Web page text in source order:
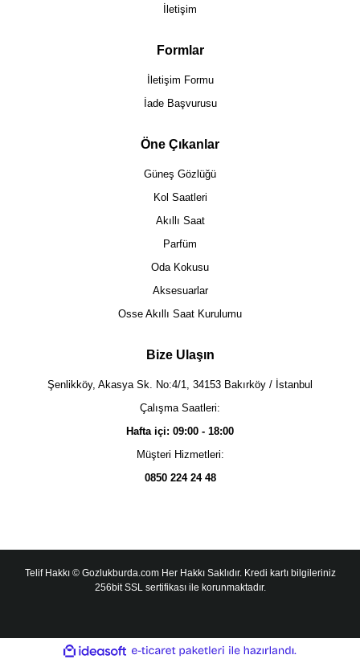
İletişim
Formlar
İletişim Formu
İade Başvurusu
Öne Çıkanlar
Güneş Gözlüğü
Kol Saatleri
Akıllı Saat
Parfüm
Oda Kokusu
Aksesuarlar
Osse Akıllı Saat Kurulumu
Bize Ulaşın
Şenlikköy, Akasya Sk. No:4/1, 34153 Bakırköy / İstanbul
Çalışma Saatleri:
Hafta içi: 09:00 - 18:00
Müşteri Hizmetleri:
0850 224 24 48
Telif Hakkı © Gozlukburda.com Her Hakkı Saklıdır. Kredi kartı bilgileriniz
256bit SSL sertifikası ile korunmaktadır.
ideasoft e-